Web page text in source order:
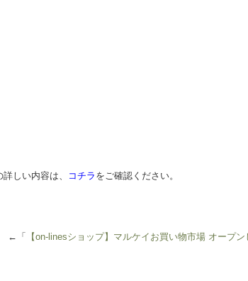
しい内容は、 コチラ をご確認ください。
←「 【on-linesショップ】マルケイお買い物市場 オープ